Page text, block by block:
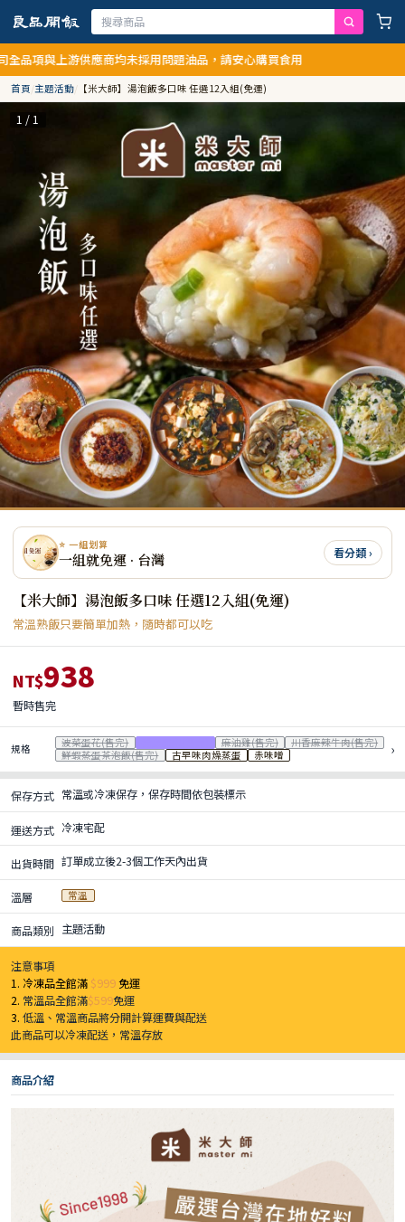
應商均未採用問題油品，請安心購買食用
首頁/主題活動/ 【米大師】湯泡飯多口味 任選12入組(免運)
1 / 1
⭐ 一組划算
一組就免運 · 台灣 看分類 ›
【米大師】湯泡飯多口味 任選12入組(免運)
常溫熟飯只要簡單加熱，隨時都可以吃
NT$938
暫時售完
規格 波菜蛋花(售完) 麻油雞(售完)
川香麻辣牛肉(售完)
鮮蝦蒸蛋茶泡飯(售完)
古早味肉燥蒸蛋 赤味噌 ›
保存方式 常溫或冷凍保存，保存時間依包裝標示
運送方式 冷凍宅配
出貨時間 訂單成立後2-3個工作天內出貨
溫層 常溫
商品類別 主題活動
注意事項
1. 冷凍品全館滿 $999免運
2. 常溫品全館滿$599免運
3.低溫、常溫商品將分開計算運費與配送
此商品可以冷凍配送，常溫存放
商品介紹